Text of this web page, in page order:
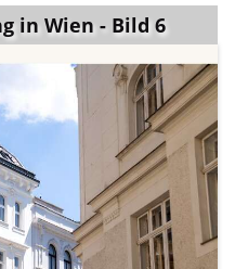
in Wien - Bild 6